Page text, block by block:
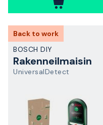
Back to work
BOSCH DIY
Rakenneilmaisin
UniversalDetect